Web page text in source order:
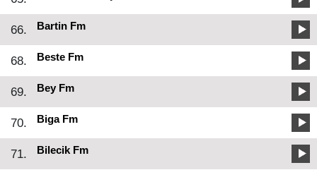
66. Bartin Fm
68. Beste Fm
69. Bey Fm
70. Biga Fm
71. Bilecik Fm